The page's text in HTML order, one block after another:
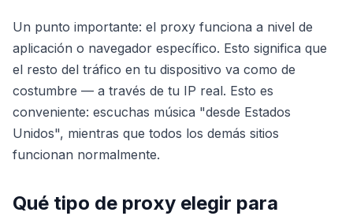
Un punto importante: el proxy funciona a nivel de
aplicación o navegador específico. Esto significa que
el resto del tráfico en tu dispositivo va como de
costumbre — a través de tu IP real. Esto es
conveniente: escuchas música "desde Estados
Unidos", mientras que todos los demás sitios
funcionan normalmente.
Qué tipo de proxy elegir para